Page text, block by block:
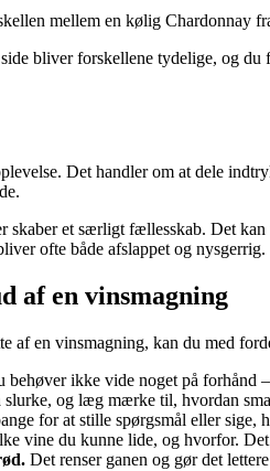
mellem en kølig Chardonnay
bliver forskellene tydelige, og
Det handler om at dele
skaber et særligt fællesskab. Det
ofte både afslappet og nysgerrig.
af en vinsmagning
af en vinsmagning, kan du med
behøver ikke vide noget på forhånd
slurke, og læg mærke til, hvordan
for at stille spørgsmål eller sige,
vine du kunne lide, og hvorfor.
Det renser ganen og gør det